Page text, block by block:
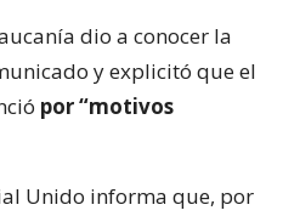
dio a conocer la
y explicitó que el
por “motivos
Unido informa que, por